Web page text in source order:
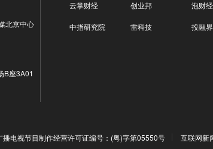
北京中心
B座3A01
云掌财经 创业邦 泡财经
中指研究院 雷科技 投融界
播电视节目制作经营许可证编号：(粤)字第05550号 互联网新